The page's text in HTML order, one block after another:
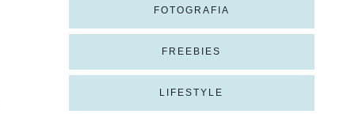
FOTOGRAFIA
FREEBIES
LIFESTYLE